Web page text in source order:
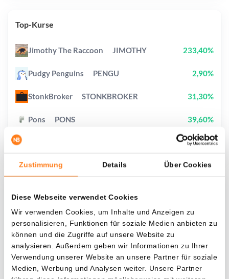
Zustimmung Details Über Cookies
Diese Webseite verwendet Cookies
Wir verwenden Cookies, um Inhalte und Anzeigen zu
personalisieren, Funktionen für soziale Medien anbieten zu
können und die Zugriffe auf unsere Website zu
analysieren. Außerdem geben wir Informationen zu Ihrer
Verwendung unserer Website an unsere Partner für soziale
Medien, Werbung und Analysen weiter. Unsere Partner
Was, wenn ich...?
Zie hoeveel waarde je vandaag zou hebben als
je dollar-cost averaging had toegepast op
verschillende cryptocurrencies.
Hätte investiert
Top-Kurse
Jimothy The Raccoon JIMOTHY 233,40%
Pudgy Penguins PENGU 2,90%
StonkBroker STONKBROKER 31,30%
Pons PONS 39,60%
0,10%